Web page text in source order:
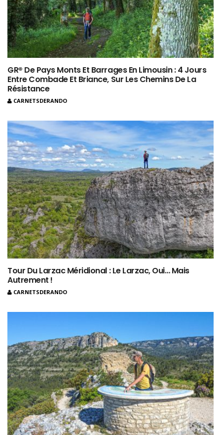
GR® De Pays Monts Et Barrages En Limousin : 4 Jours
Entre Combade Et Briance, Sur Les Chemins De La
Résistance
CARNETSDERANDO
Tour Du Larzac Méridional : Le Larzac, Oui… Mais
Autrement !
CARNETSDERANDO